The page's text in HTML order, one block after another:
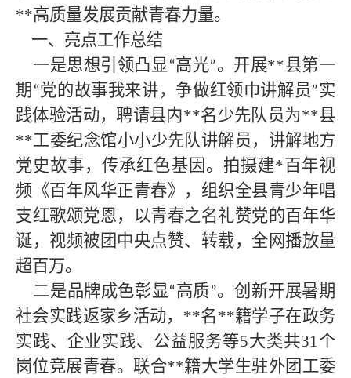
**高质量发展贡献青春力量。
一、亮点工作总结
一是思想引领凸显 “高光”。开展**县第一
期 “党的故事我来讲，争做红领巾讲解员”实
践体验活动，聘请县内**名少先队员为**县
**工委纪念馆小小少先队讲解员，讲解地方
党史故事，传承红色基因。拍摄建*百年视
频《百年风华正青春》，组织全县青少年唱
支红歌颂党恩，以青春之名礼赞党的百年华
诞，视频被团中央点赞、转载，全网播放量
超百万。
二是品牌成色彰显“高质”。创新开展暑期
社会实践返家乡活动，**名 **籍学子在政务
实践、企业实践、公益服务等5大类共31个
岗位竞展青春。联合**籍大学生驻外团工委